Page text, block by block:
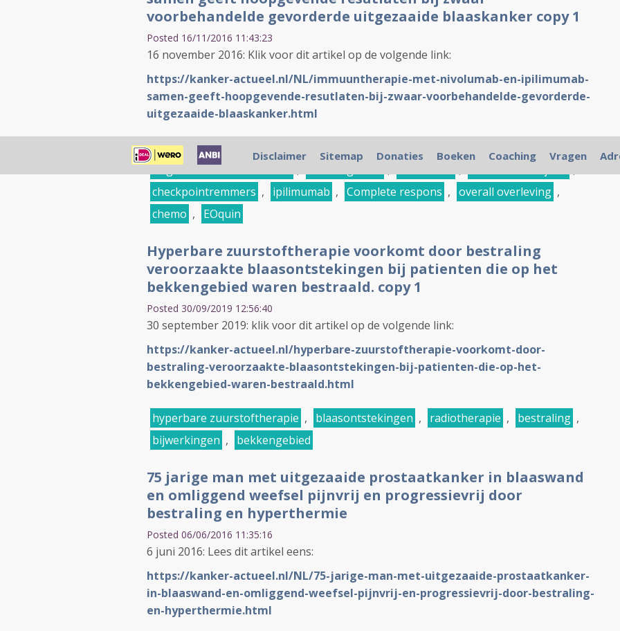
voorbehandelde gevorderde uitgezaaide blaaskanker copy 1
Posted 16/11/2016 11:43:23
16 november 2016: Klik voor dit artikel op de volgende link:
https://kanker-actueel.nl/NL/immuuntherapie-met-nivolumab-en-ipilimumab-
samen-geeft-hoopgevende-resutlaten-bij-zwaar-voorbehandelde-gevorderde-
uitgezaaide-blaaskanker.html
hyperthermie
uitgezaaid in zacht weefsel
checkpointremmers , ipilimumab , Complete respons , overall overleving ,
chemo , EOquin
Hyperbare zuurstoftherapie voorkomt door bestraling
veroorzaakte blaasontstekingen bij patienten die op het
bekkengebied waren bestraald. copy 1
Posted 30/09/2019 12:56:40
30 september 2019: klik voor dit artikel op de volgende link:
https://kanker-actueel.nl/hyperbare-zuurstoftherapie-voorkomt-door-
bestraling-veroorzaakte-blaasontstekingen-bij-patienten-die-op-het-
bekkengebied-waren-bestraald.html
hyperbare zuurstoftherapie , blaasontstekingen , radiotherapie , bestraling ,
bijwerkingen , bekkengebied
75 jarige man met uitgezaaide prostaatkanker in blaaswand
en omliggend weefsel pijnvrij en progressievrij door
bestraling en hyperthermie
Posted 06/06/2016 11:35:16
6 juni 2016: Lees dit artikel eens:
https://kanker-actueel.nl/NL/75-jarige-man-met-uitgezaaide-prostaatkanker-
in-blaaswand-en-omliggend-weefsel-pijnvrij-en-progressievrij-door-bestraling-
en-hyperthermie.html
Disclaimer Sitemap Donaties Boeken Coaching Vragen